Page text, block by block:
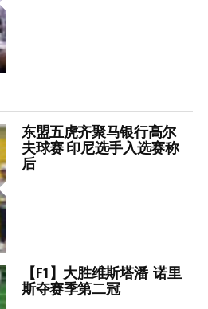
东盟五虎齐聚马银行高尔
夫球赛 印尼选手入选赛称
后
【F1】大胜维斯塔潘 诺里
斯夺赛季第二冠